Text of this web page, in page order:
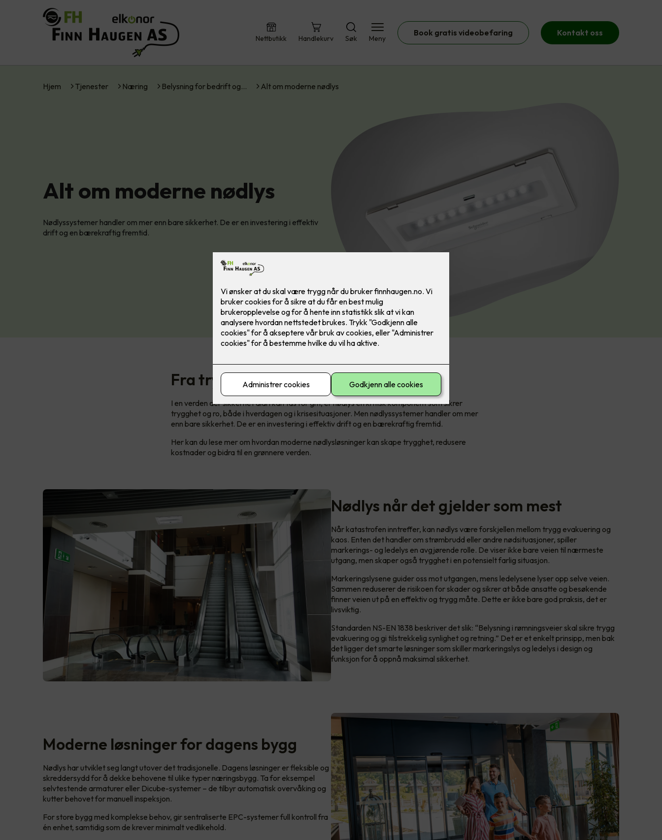
Nettbutikk Handlekurv Søk Meny
Book gratis videobefaring Kontakt oss
Hjem Tjenester Næring Belysning for bedrift og… Alt om moderne nødlys
Alt om moderne nødlys
Nødlyssystemer handler om mer enn bare sikkerhet. De er en investering i effektiv
drift og en bærekraftig fremtid.
Fra trygg evakuering til grønn fremtid
I en verden der sikkerhet aldri kan tas for gitt, er nødlys en kritisk komponent som sikrer
trygghet og ro, både i hverdagen og i krisesituasjoner. Men nødlyssystemer handler om mer
enn bare sikkerhet. De er en investering i effektiv drift og en bærekraftig fremtid.
Her kan du lese mer om hvordan moderne nødlysløsninger kan skape trygghet, redusere
kostnader og bidra til en grønnere verden.
Nødlys når det gjelder som mest
Når katastrofen inntreffer, kan nødlys være forskjellen mellom trygg evakuering og
kaos. Enten det handler om strømbrudd eller andre nødsituasjoner, spiller
markerings- og ledelys en avgjørende rolle. De viser ikke bare veien til nærmeste
utgang, men skaper også trygghet i en potensielt farlig situasjon.
Markeringslysene guider oss mot utgangen, mens ledelysene lyser opp selve veien.
Sammen reduserer de risikoen for skader og sikrer at både ansatte og besøkende
finner veien ut på en effektiv og trygg måte. Dette er ikke bare god praksis, det er
livsviktig.
Standarden NS-EN 1838 beskriver det slik: “Belysning i rømningsveier skal sikre trygg
evakuering og gi tilstrekkelig synlighet og retning.” Det er et enkelt prinsipp, men bak
det ligger det smarte løsninger som skiller markeringslys og ledelys i design og
funksjon for å oppnå maksimal sikkerhet.
Moderne løsninger for dagens bygg
Nødlys har utviklet seg langt utover det tradisjonelle. Dagens løsninger er fleksible og
skreddersydd for å dekke behovene til ulike typer næringsbygg. Ta for eksempel
selvtestende armaturer eller Dicube-systemer – de tilbyr automatisk overvåking og
kutter behovet for manuell inspeksjon.
For store bygg med komplekse behov, gir sentraliserte EPC-systemer full kontroll fra
én enhet, samtidig som de krever minimalt vedlikehold.